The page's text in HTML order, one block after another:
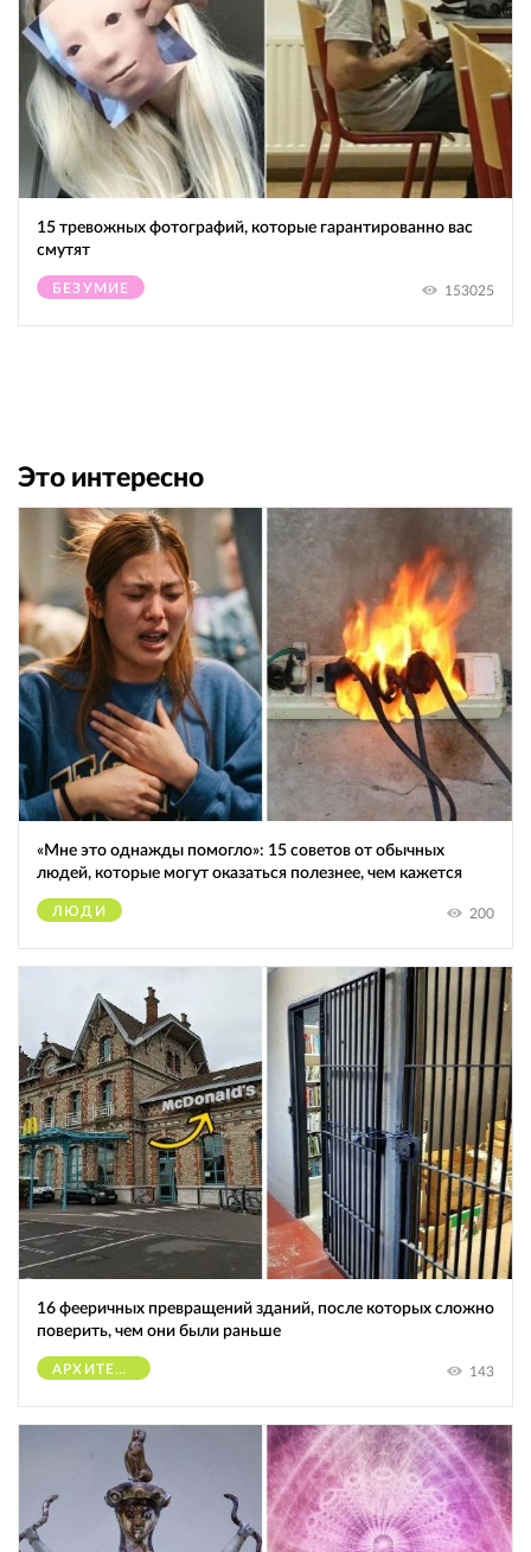
15 тревожных фотографий, которые гарантированно вас
смутят
БЕЗУМИЕ 153025
Это интересно
«Мне это однажды помогло»: 15 советов от обычных
людей, которые могут оказаться полезнее, чем кажется
ЛЮДИ 200
16 фееричных превращений зданий, после которых сложно
поверить, чем они были раньше
АРХИТЕКТУРА 143